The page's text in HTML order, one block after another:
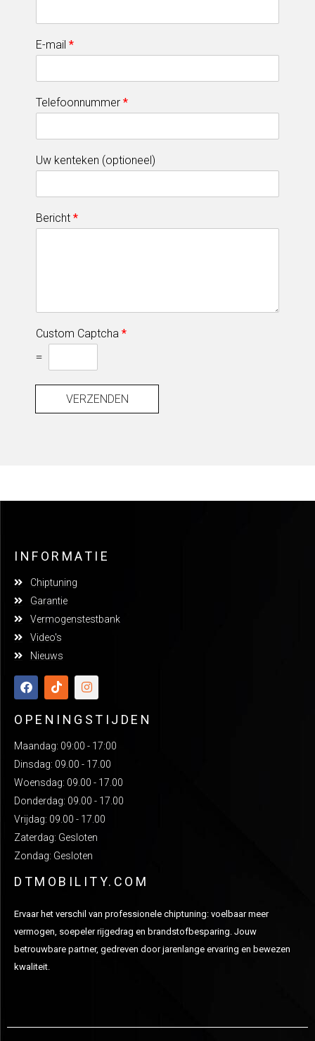
E-mail *
Telefoonnummer *
Uw kenteken (optioneel)
Bericht *
Custom Captcha *
=
VERZENDEN
INFORMATIE
Chiptuning
Garantie
Vermogenstestbank
Video's
Nieuws
OPENINGSTIJDEN
Maandag: 09:00 - 17:00
Dinsdag: 09.00 - 17.00
Woensdag: 09.00 - 17.00
Donderdag: 09.00 - 17.00
Vrijdag: 09.00 - 17.00
Zaterdag: Gesloten
Zondag: Gesloten
DTMOBILITY.COM
Ervaar het verschil van professionele chiptuning: voelbaar meer
vermogen, soepeler rijgedrag en brandstofbesparing. Jouw
betrouwbare partner, gedreven door jarenlange ervaring en bewezen
kwaliteit.